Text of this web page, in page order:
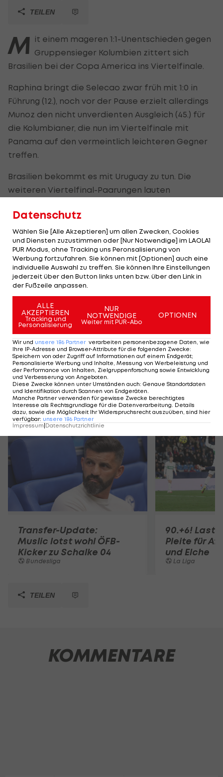
TEILEN
M it einem mageren 1:1-Unentschieden gegen
Gruppensieger Kolumbien zittert sich
Brasilien bei der Copa America ins Viertelfinale.
Raphina bringt die Selecao zwar früh mit 1:0 in
Führung (12.), noch vor der Pause erzielt allerdings
Munoz den nicht unverdienten Ausgleich (45.) für
die Kolumbianer, die nun im Viertelfinale mit
Panama auf den vermeintlich leichteren Gegner
treffen.
Brasilien bekommt es mit Uruguay zu tun. Die
weiteren Viertelfinal-Paarungen lauten
über das punktelos gebliebene Paraguay. Für
beide Mannschaften ist das Turnier nach der
Vorrunde zu Ende.
Brasilien Kolumbien
1:1
12' Raphinha 45' +2 Daniel Munoz
SPIELBERICHT TICKER LIVE-SPIELFELD
Mehr zum Thema
Transfer-Update:
Muslic lotst wohl ÖFB-
Kicker zu Schalke 04
Bundesliga
90.+6!
Pleite für
und Elche
La Liga
TEILEN
KOMMENTARE
Datenschutz
Wählen Sie [Alle Akzeptieren] um allen Zwecken, Cookies
und Diensten zuzustimmen oder [Nur Notwendige] im LAOLA1
PUR Modus, ohne Tracking uns Peronsalisierung von
Werbung fortzufahren. Sie können mit [Optionen] auch eine
individuelle Auswahl zu treffen. Sie können Ihre Einstellungen
jederzeit über den Button links unten bzw. über den Link in
der Fußzeile anpassen.
ALLE
AKZEPTIEREN
Tracking und
Personalisierung
NUR
NOTWENDIGE
Weiter mit PUR-Abo
OPTIONEN
Wir und unsere 186 Partner verarbeiten personenbezogene Daten, wie
Ihre IP-Adresse und Browser-Attribute für die folgenden Zwecke:
Speichern von oder Zugriff auf Informationen auf einem Endgerät;
Personalisierte Werbung und Inhalte, Messung von Werbeleistung und
der Performance von Inhalten, Zielgruppenforschung sowie Entwicklung
und Verbesserung von Angeboten
Diese Zwecke können unter Umständen auch: Genaue Standortdaten
und Identifikation durch Scannen von Endgeräten
Manche Partner verwenden für gewisse Zwecke berechtigtes
Interesse als Rechtsgrundlage für die Datenverarbeitung. Details
dazu, sowie die Möglichkeit Ihr Widerspruchsrecht auszuüben, sind hier
verfügbar: unsere 186 Partner
Impressum|Datenschutzrichtlinie